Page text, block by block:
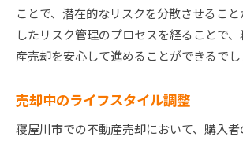
ことで、潜在的なリスクを分散させること
したリスク管理のプロセスを経ることで
産売却を安心して進めることができるでし
売却中のライフスタイル調整
寝屋川市での不動産売却において、購入